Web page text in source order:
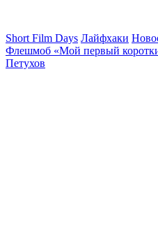
Short Film Days Лайфхаки
Флешмоб «Мой первый
Петухов